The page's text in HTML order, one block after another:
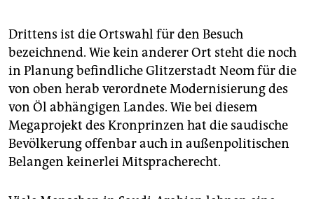
Drittens ist die Ortswahl für den Besuch
bezeichnend. Wie kein anderer Ort steht die noch
in Planung befindliche Glitzerstadt Neom für die
von oben herab verordnete Modernisierung des
von Öl abhängigen Landes. Wie bei diesem
Megaprojekt des Kronprinzen hat die saudische
Bevölkerung offenbar auch in außenpolitischen
Belangen keinerlei Mitspracherecht.